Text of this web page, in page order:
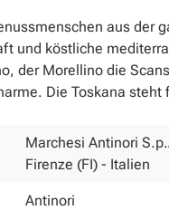
aus der
und köstliche
der Morellino die
Die Toskana
Marchesi Antinori
Firenze (FI) - Italien
Antinori